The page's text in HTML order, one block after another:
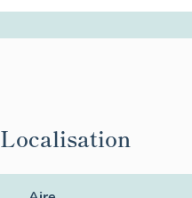
Localisation